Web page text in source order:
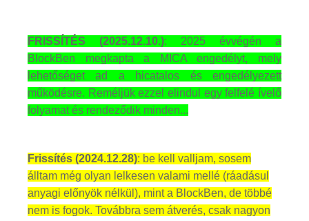
FRISSÍTÉS (2025.12.10.): 2025 évvégén a
BlockBen megkapta a MICA engedélyt, mely
lehetőséget ad a hicatalos és engedélyezett
működésre. Reméljük ezzel elindul egy felfelé ívelő
folyamat és rendeződik minden...
Frissítés (2024.12.28): be kell valljam, sosem
álltam még olyan lelkesen valami mellé (ráadásul
anyagi előnyök nélkül), mint a BlockBen, de többé
nem is fogok. Továbbra sem átverés, csak nagyon